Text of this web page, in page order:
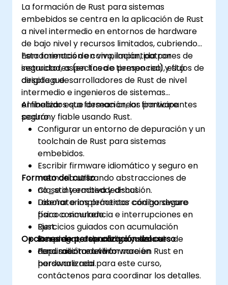
La formación de Rust para sistemas
embebidos se centra en la aplicación de Rust
a nivel intermedio en entornos de hardware
de bajo nivel y recursos limitados, cubriendo
herramientas de compilación, patrones de
seguridad, aspectos de tiempo real y flujos de
despliegue.
Esta formación en vivo, impartida por
instructores (en línea o presencial), está
dirigida a desarrolladores de Rust de nivel
intermedio e ingenieros de sistemas
embebidos que desean crear firmware
seguro y fiable usando Rust.
Al finalizar esta formación, los participantes
podrán:
Configurar un entorno de depuración y un
toolchain de Rust para sistemas
embebidos.
Escribir firmware idiomático y seguro en
memoria utilizando abstracciones de
no_std y embedded-hal.
Diseñar e implementar código seguro
para concurrencia e interrupciones en
Rust.
Desplegar, depurar y analizar el
rendimiento del firmware en Rust en
hardware real.
Formato del curso
Clase interactiva y discusión.
Laboratorios prácticos con hardware
físico o simulado.
Ejercicios guiados con acumulación
incremental de código y sesiones de
depuración en vivo.
Opciones de personalización del curso
Para solicitar una formación
personalizada para este curso,
contáctenos para coordinar los detalles.